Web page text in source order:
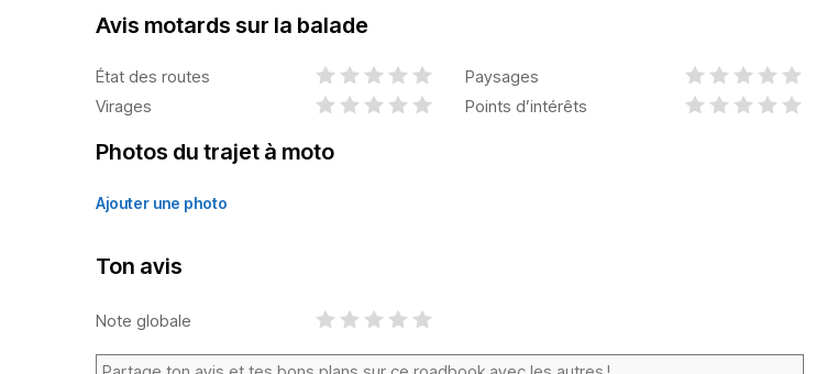
Avis motards sur la balade
État des routes
Paysages
Virages
Points d’intérêts
Photos du trajet à moto
Ajouter une photo
Ton avis
Note globale